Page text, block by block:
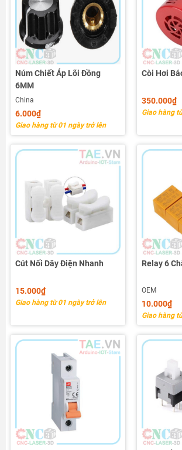
Núm Chiết Áp Lõi Đồng
6MM
China
6.000₫
Giao hàng từ 01 ngày trở lên
Còi Hơi
350.000₫
Giao hàng
Cút Nối Dây Điện Nhanh
15.000₫
Giao hàng từ 01 ngày trở lên
Relay 6
OEM
10.000₫
Giao hàng